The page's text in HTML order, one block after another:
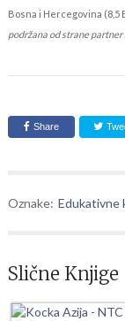
Bosna i Hercegovina (8,5
podržana od strane
Share
Oznake: Edukativne
Slične Knjige